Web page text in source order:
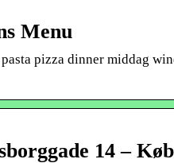
Menu
pizza dinner middag
14 –